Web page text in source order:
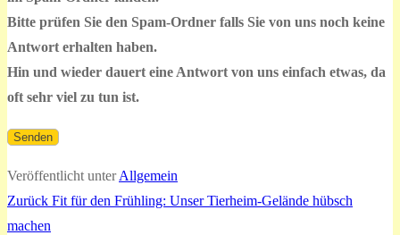
Bitte prüfen Sie den Spam-Ordner falls Sie von uns noch keine
Antwort erhalten haben.
Hin und wieder dauert eine Antwort von uns einfach etwas, da
oft sehr viel zu tun ist.
Veröffentlicht unterAllgemein
Beitragsnavigation
Zurück Vorheriger
Fit für den Frühling: Unser Tierheim-Gelände hübsch
machen